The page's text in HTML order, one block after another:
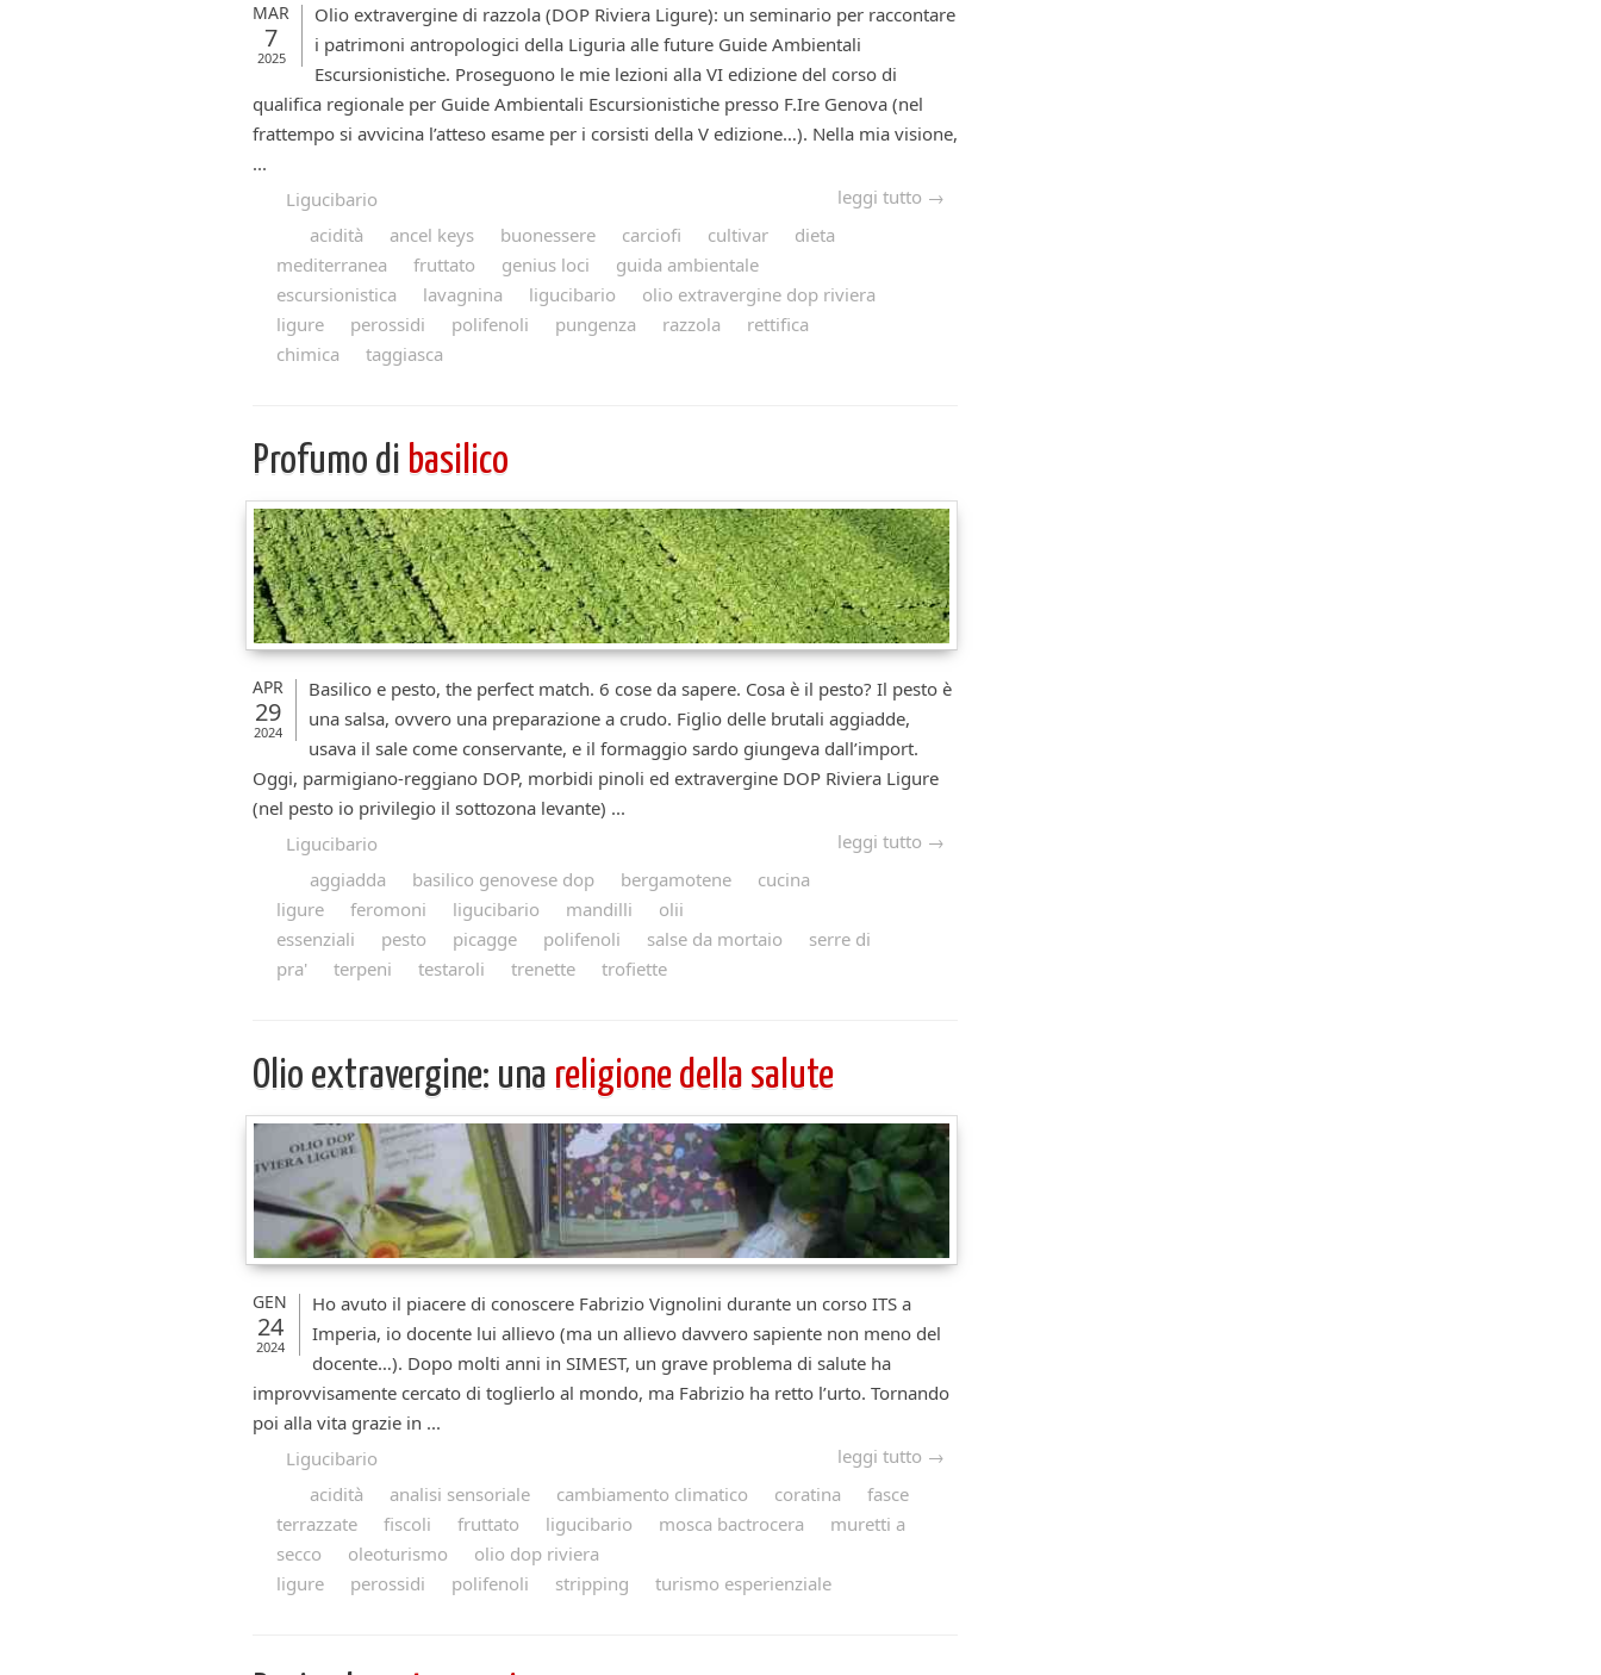
MAR
7
2025
Olio extravergine di razzola (DOP Riviera Ligure): un seminario per raccontare
i patrimoni antropologici della Liguria alle future Guide Ambientali
Escursionistiche. Proseguono le mie lezioni alla VI edizione del corso di
qualifica regionale per Guide Ambientali Escursionistiche presso F.Ire Genova (nel
frattempo si avvicina l’atteso esame per i corsisti della V edizione…). Nella mia visione,
...
leggi tutto →
Ligucibario
acidità
ancel keys buonessere carciofi cultivar
dieta
mediterranea
fruttato genius loci
guida ambientale
escursionistica
lavagnina ligucibario
olio extravergine dop riviera
ligure
perossidi polifenoli pungenza razzola
rettifica
chimica
taggiasca
Profumo di basilico
APR
29
2024
Basilico e pesto, the perfect match. 6 cose da sapere. Cosa è il pesto? Il pesto è
una salsa, ovvero una preparazione a crudo. Figlio delle brutali aggiadde,
usava il sale come conservante, e il formaggio sardo giungeva dall’import.
Oggi, parmigiano-reggiano DOP, morbidi pinoli ed extravergine DOP Riviera Ligure
(nel pesto io privilegio il sottozona levante) ...
leggi tutto →
Ligucibario
aggiadda
basilico genovese dop bergamotene
cucina
ligure
feromoni ligucibario mandilli
olii
essenziali
pesto picagge polifenoli salse da mortaio
serre di
pra'
terpeni testaroli trenette trofiette
Olio extravergine: una religione della salute
GEN
24
2024
Ho avuto il piacere di conoscere Fabrizio Vignolini durante un corso ITS a
Imperia, io docente lui allievo (ma un allievo davvero sapiente non meno del
docente…). Dopo molti anni in SIMEST, un grave problema di salute ha
improvvisamente cercato di toglierlo al mondo, ma Fabrizio ha retto l’urto. Tornando
poi alla vita grazie in ...
leggi tutto →
Ligucibario
acidità
analisi sensoriale cambiamento climatico coratina
fasce
terrazzate
fiscoli fruttato ligucibario mosca bactrocera
muretti a
secco
oleoturismo
olio dop riviera
ligure
perossidi polifenoli stripping turismo esperienziale